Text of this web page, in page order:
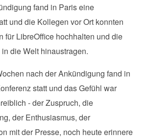
fand in Paris eine
und die Kollegen vor Ort konnten
für LibreOffice hochhalten und die
die Welt hinaustragen.
nach der Ankündigung fand in
statt und das Gefühl war
- der Zuspruch, die
der Enthusiasmus, der
mit der Presse, noch heute erinnere